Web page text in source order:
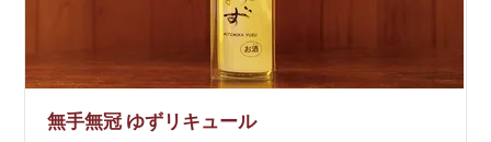
無手無冠 ゆずリキュール